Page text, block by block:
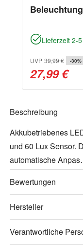
Lieferzeit 2-
UVP 39,99 € -30%
27,99 €
Beschreibung
Akkubetriebenes
und 60 Lux Sensor.
automatische
Bewertungen
Hersteller
Verantwortliche